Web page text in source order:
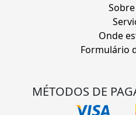
Onde
Formulário
MÉTODOS DE